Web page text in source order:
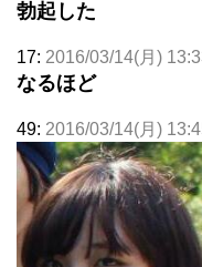
勃起した
17: 2016/03/14(月)
なるほど
49: 2016/03/14(月)